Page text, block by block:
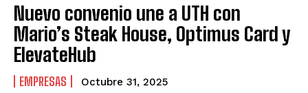
Nuevo convenio une a UTH con
Mario’s Steak House, Optimus Card y
ElevateHub
EMPRESAS Octubre 31, 2025